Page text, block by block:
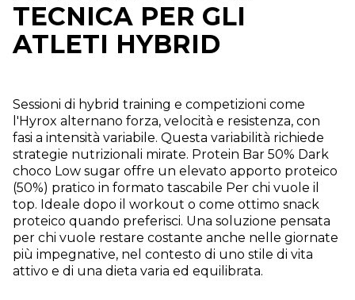
TECNICA PER GLI
ATLETI HYBRID
Sessioni di hybrid training e competizioni come
l'Hyrox alternano forza, velocità e resistenza, con
fasi a intensità variabile. Questa variabilità richiede
strategie nutrizionali mirate. Protein Bar 50% Dark
choco Low sugar offre un elevato apporto proteico
(50%) pratico in formato tascabile Per chi vuole il
top. Ideale dopo il workout o come ottimo snack
proteico quando preferisci. Una soluzione pensata
per chi vuole restare costante anche nelle giornate
più impegnative, nel contesto di uno stile di vita
attivo e di una dieta varia ed equilibrata.